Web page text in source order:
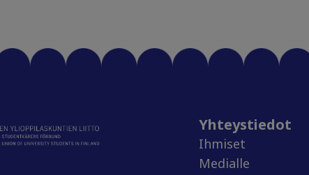
Yhteystiedot
Ihmiset
Medialle